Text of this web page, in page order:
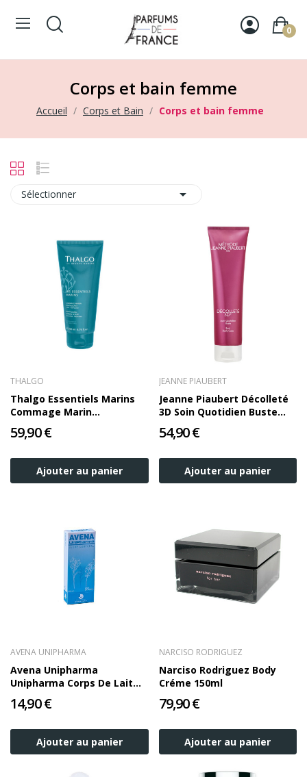
0
Corps et bain femme
Accueil Corps et Bain Corps et bain femme
Sélectionner 
THALGO
Thalgo Essentiels Marins
Commage Marin
59,90 €
Ajouter au panier
JEANNE PIAUBERT
Jeanne Piaubert Décolleté
3D Soin Quotidien Buste
54,90 €
Ajouter au panier
AVENA UNIPHARMA
Avena Unipharma
Unipharma Corps De Lait
D'avoine
14,90 €
Ajouter au panier
NARCISO RODRIGUEZ
Narciso Rodriguez Body
Créme 150ml
79,90 €
Ajouter au panier